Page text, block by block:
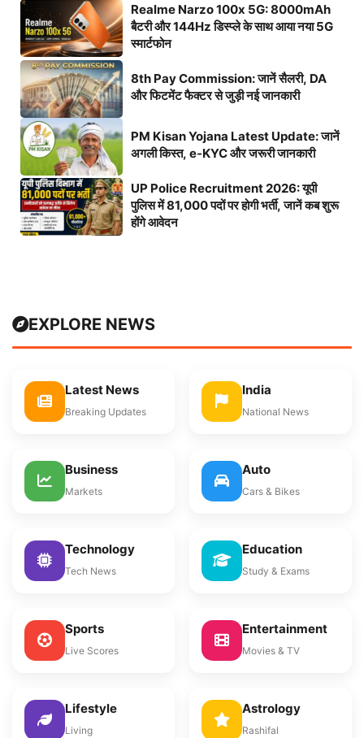
Realme Narzo 100x 5G: 8000mAh
बैटरी और 144Hz डिस्प्ले के साथ आया नया 5G
स्मार्टफोन
8th Pay Commission: जानें सैलरी, DA
और फिटमेंट फैक्टर से जुड़ी नई जानकारी
PM Kisan Yojana Latest Update: जानें
अगली किस्त, e-KYC और जरूरी जानकारी
UP Police Recruitment 2026: यूपी
पुलिस में 81,000 पदों पर होगी भर्ती, जानें कब शुरू
होंगे आवेदन
EXPLORE NEWS
Latest News
Breaking Updates
India
National News
Business
Markets
Auto
Cars & Bikes
Technology
Tech News
Education
Study & Exams
Sports
Live Scores
Entertainment
Movies & TV
Lifestyle
Living
Astrology
Rashifal